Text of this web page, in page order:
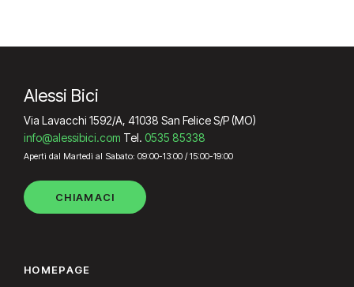
Alessi Bici
Via Lavacchi 1592/A, 41038 San Felice S/P (MO)
info@alessibici.com Tel. 0535 85338
Aperti dal Martedì al Sabato: 09:00-13:00 / 15:00-19:00
CHIAMACI
HOMEPAGE